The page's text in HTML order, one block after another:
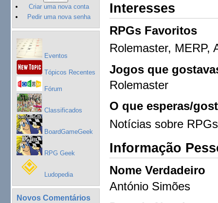
Criar uma nova conta
Pedir uma nova senha
Eventos
Tópicos Recentes
Fórum
Classificados
BoardGameGeek
RPG Geek
Ludopedia
Novos Comentários
Interesses
RPGs Favoritos
Rolemaster, MERP,
Jogos que
Rolemaster
O que esperas/
Notícias sobre
Informação
Nome Verdadeiro
António Simões